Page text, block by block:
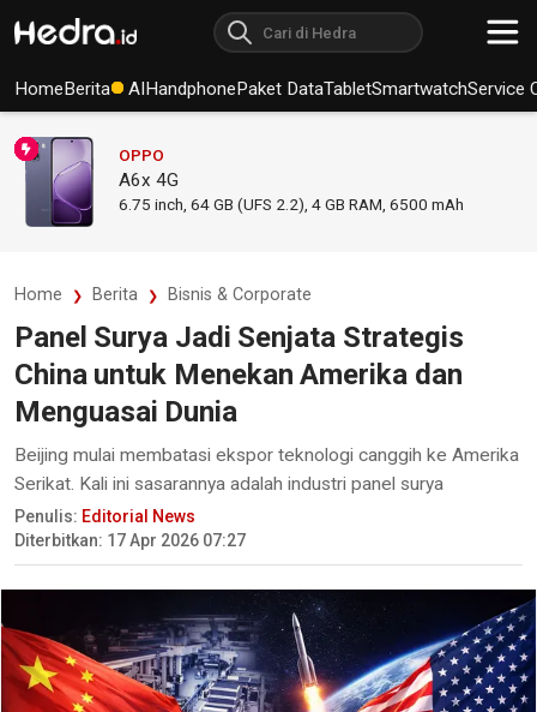
HomeBerita AIHandphonePaket DataTabletSmartwatchService
OPPO
A6x 4G
6.75 inch, 64 GB (UFS 2.2), 4 GB RAM 6500 mAh
Home Berita Bisnis & Corporate
Panel Surya Jadi Senjata Strategis
China untuk Menekan Amerika dan
Menguasai Dunia
Beijing mulai membatasi ekspor teknologi canggih ke Amerika
Serikat. Kali ini sasarannya adalah industri panel surya
Penulis: Editorial News
Diterbitkan: 17 Apr 2026 07:27